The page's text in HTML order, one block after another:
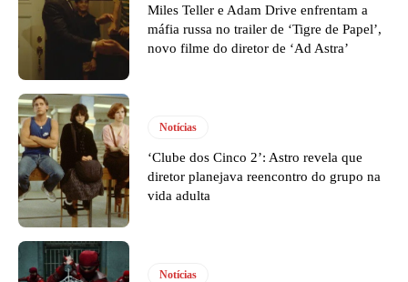
Miles Teller e Adam Drive enfrentam a
máfia russa no trailer de ‘Tigre de Papel’,
novo filme do diretor de ‘Ad Astra’
Notícias
‘Clube dos Cinco 2’: Astro revela que
diretor planejava reencontro do grupo na
vida adulta
Notícias